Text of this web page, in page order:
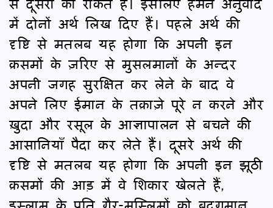
में दोनों अर्थ लिख दिए हैं। पहले अर्थ की
दृष्टि से मतलब यह होगा कि अपनी इन
क़समों के ज़रिए से मुसलमानों के अन्दर
अपनी जगह सुरक्षित कर लेने के बाद वे
अपने लिए ईमान के तक़ाज़े पूरे न करने और
ख़ुदा और रसूल के आज्ञापालन से बचने की
आसानियाँ पैदा कर लेते हैं। दूसरे अर्थ की
दृष्टि से मतलब यह होगा कि अपनी इन झूठी
क़समों की आड़ में वे शिकार खेलते हैं,